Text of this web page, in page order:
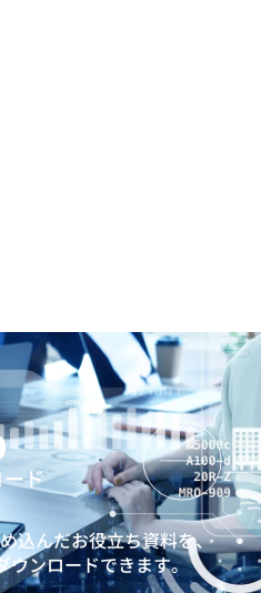
ド
込んだお役立ち資料を、
ウンロードできます。